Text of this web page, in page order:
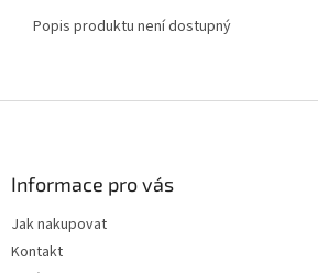
Popis produktu není dostupný
Informace pro vás
Jak nakupovat
Kontakt